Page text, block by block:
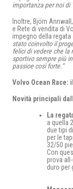
importanza per noi di
Inoltre, Björn
e Rete di vendita di
impegno della
stato coinvolto il
felici di vedere che la
sportivo sempre più
passioe così forte.”
Volvo Ocean Race:
Novità principali
La
a quella
due tipi
per le
32/50
Con
prova
duro per